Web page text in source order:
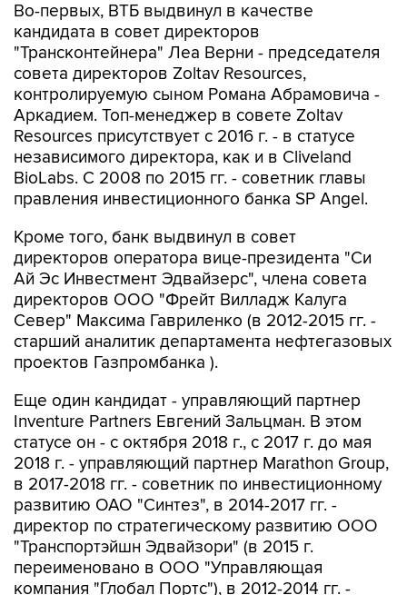
Во-первых, ВТБ выдвинул в качестве
кандидата в совет директоров
"Трансконтейнера" Леа Верни - председателя
совета директоров Zoltav Resources,
контролируемую сыном Романа Абрамовича -
Аркадием. Топ-менеджер в совете Zoltav
Resources присутствует с 2016 г. - в статусе
независимого директора, как и в Cliveland
BioLabs. С 2008 по 2015 гг. - советник главы
правления инвестиционного банка SP Angel.
Кроме того, банк выдвинул в совет
директоров оператора вице-президента "Си
Ай Эс Инвестмент Эдвайзерс", члена совета
директоров ООО "Фрейт Вилладж Калуга
Север" Максима Гавриленко (в 2012-2015 гг. -
старший аналитик департамента нефтегазовых
проектов Газпромбанка ).
Еще один кандидат - управляющий партнер
Inventure Partners Евгений Зальцман. В этом
статусе он - с октября 2018 г., с 2017 г. до мая
2018 г. - управляющий партнер Marathon Group,
в 2017-2018 гг. - советник по инвестиционному
развитию ОАО "Синтез", в 2014-2017 гг. -
директор по стратегическому развитию ООО
"Транспортэйшн Эдвайзори" (в 2015 г.
переименовано в ООО "Управляющая
компания "Глобал Портс"), в 2012-2014 гг. -